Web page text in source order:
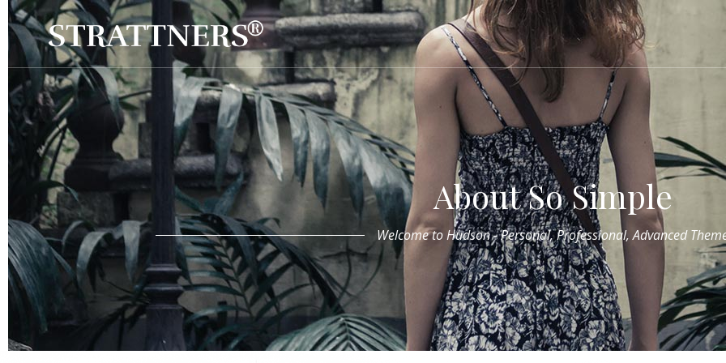
About So Simple
Welcome to Hudson - Personal, Professional, Advanced